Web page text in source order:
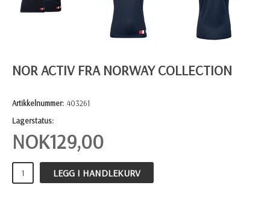
NOR ACTIV FRA NORWAY COLLECTION
Artikkelnummer: 403261
Lagerstatus:
NOK129,00
LEGG I HANDLEKURV